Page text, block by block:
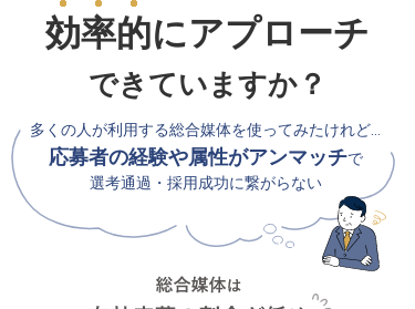
効率的にアプローチ
できていますか？
多くの人が利用する総合媒体を使ってみたけれど…
応募者の経験や属性がアンマッチで
選考通過・採用成功に繋がらない